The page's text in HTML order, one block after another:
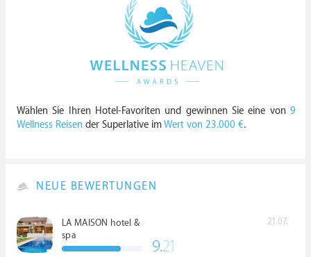
Wählen Sie Ihren Hotel-Favoriten und gewinnen Sie eine von 9
Wellness Reisen der Superlative imWert von 23.000 €.
NEUE BEWERTUNGEN
LA MAISON hotel &
spa
21.07.
9.21